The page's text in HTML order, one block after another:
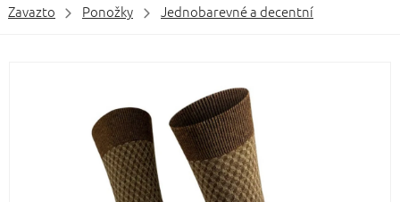
Zavazto Ponožky Jednobarevné a decentní